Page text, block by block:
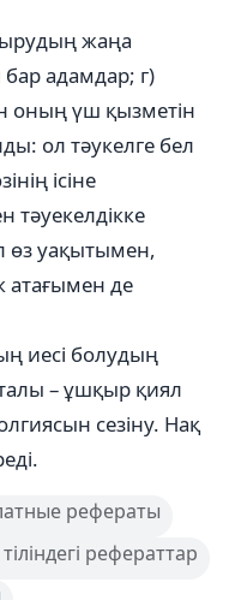
жаңа
адамдар; г)
оның үш қызметін
ол тәукелге бел
ісіне
өз уақытымен,
атағымен де
иесі болудың
– ұшқыр қиял
сезіну. Нақ
рефераты
рефераттар